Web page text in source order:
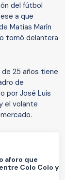
del fútbol
a que
Matías Marín
tomó delantera
de 25 años tiene
de
por José Luis
el volante
aforo que
Colo Colo y